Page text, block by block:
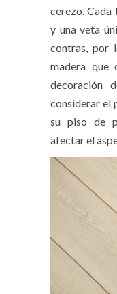
cerezo.
y una veta
contras, por
madera que
decoración
considerar el
su piso de
afectar el